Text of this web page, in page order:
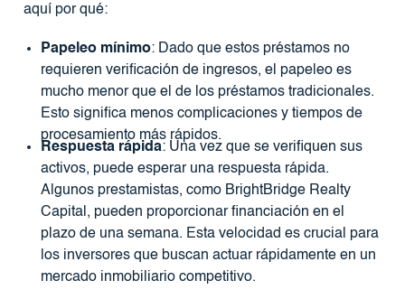
aquí por qué:
Papeleo mínimo: Dado que estos préstamos no
requieren verificación de ingresos, el papeleo es
mucho menor que el de los préstamos tradicionales.
Esto significa menos complicaciones y tiempos de
procesamiento más rápidos.
Respuesta rápida: Una vez que se verifiquen sus
activos, puede esperar una respuesta rápida.
Algunos prestamistas, como BrightBridge Realty
Capital, pueden proporcionar financiación en el
plazo de una semana. Esta velocidad es crucial para
los inversores que buscan actuar rápidamente en un
mercado inmobiliario competitivo.